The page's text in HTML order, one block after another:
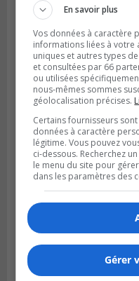
BOUCHERVILLE
Publié le 27 juillet 2026 à
Metro prend les
personnel cadre
En savoir plus
Vos données à caractère
informations liées à
uniques et autres types
et consultées par 66
ou utilisées
nous-mêmes sommes
géolocalisation précises.
Certains fournisseurs
données à caractère
légitime. Vous pouvez
ci-dessous. Recherchez
le menu du site pour
dans les paramètres des
Gérer